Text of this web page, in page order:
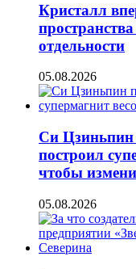
Кристалл
отдельности
05.08.2026
Си Цзиньпин
построил
чтобы
05.08.2026